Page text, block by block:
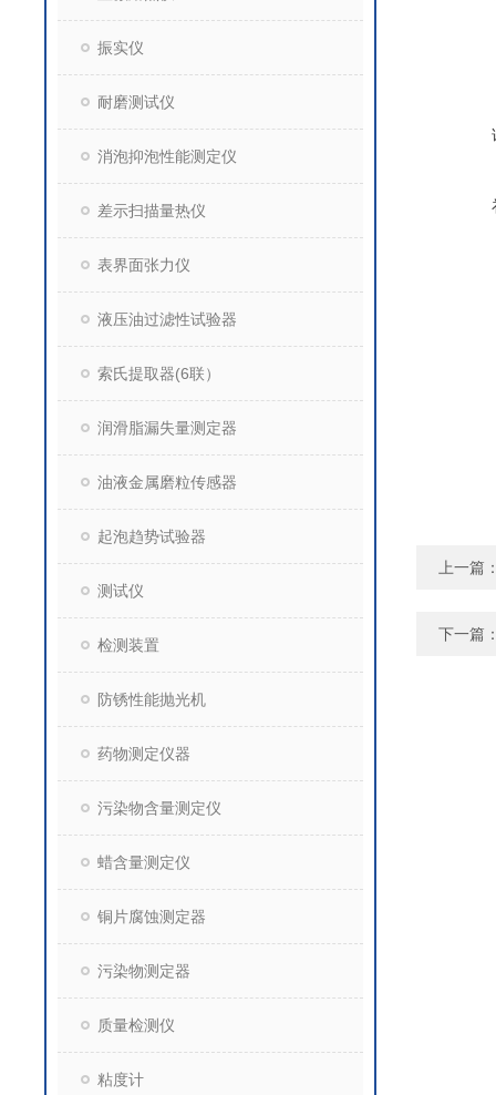
振实仪
耐磨测试仪
消泡抑泡性能测定仪
差示扫描量热仪
表界面张力仪
液压油过滤性试验器
索氏提取器(6联）
润滑脂漏失量测定器
油液金属磨粒传感器
起泡趋势试验器
测试仪
检测装置
防锈性能抛光机
药物测定仪器
污染物含量测定仪
蜡含量测定仪
铜片腐蚀测定器
污染物测定器
质量检测仪
粘度计
上一篇
下一篇